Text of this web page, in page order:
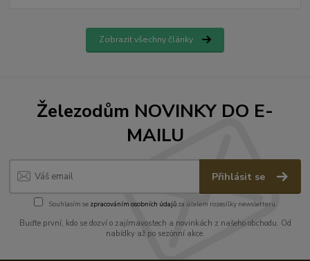
Zobrazit všechny články
Železodům NOVINKY DO E-
MAILU
Přihlásit se
Souhlasím se zpracováním osobních údajůza účelem rozesílky newsletteru.
Buďte první, kdo se dozví o zajímavostech a novinkách z našeho obchodu. Od
nabídky až po sezónní akce.